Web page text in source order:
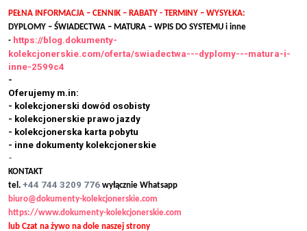
PEŁNA INFORMACJA – CENNIK – RABATY - TERMINY – WYSYŁKA:
DYPLOMY – ŚWIADECTWA – MATURA – WPIS DO SYSTEMU i inne
- https://blog.dokumenty-
kolekcjonerskie.com/oferta/swiadectwa---dyplomy---matura-i-
inne-2599c4
-
Oferujemy m.in:
- kolekcjonerski dowód osobisty
- kolekcjonerskie prawo jazdy
- kolekcjonerska karta pobytu
- inne dokumenty kolekcjonerskie
-
KONTAKT
tel. +44 744 3209 776 wyłącznie Whatsapp
biuro@dokumenty-kolekcjonerskie.com
https://www.dokumenty-kolekcjonerskie.com
lub Czat na żywo na dole naszej strony